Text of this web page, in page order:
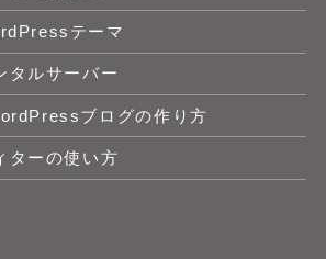
テーマ
タルサーバー
ブログの作り方
ターの使い方